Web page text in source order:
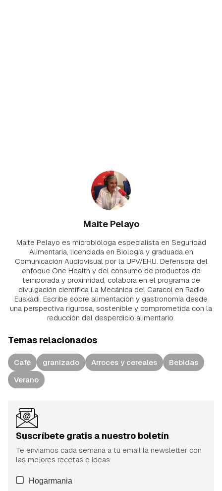
Maite Pelayo
Maite Pelayo es microbióloga especialista en Seguridad
Alimentaria, licenciada en Biología y graduada en
Comunicación Audiovisual por la UPV/EHU. Defensora del
enfoque One Health y del consumo de productos de
temporada y proximidad, colabora en el programa de
divulgación científica La Mecánica del Caracol en Radio
Euskadi. Escribe sobre alimentación y gastronomía desde
una perspectiva rigurosa, sostenible y comprometida con la
reducción del desperdicio alimentario.
Temas relacionados
Café granizado Arroces y cereales
Bebidas
Verano
Suscríbete gratis a nuestro boletín
Te enviamos cada semana a tu email la newsletter con
las mejores recetas e ideas.
Hogarmania